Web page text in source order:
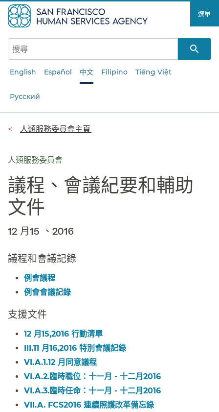
至
主
要
選單​​
English Español 中文 Filipino Tiếng Việt
Русский
導
列​​
人類服務委員會主頁​​
人類服務委員會
議程、會議紀要和輔助
文件​​
12 月15 、2016​​
議程和會議記錄​​
例會議程​​
例會會議記錄​​
支援文件​​
12 月15,2016 行動清單​​
III.11 月16,2016 特別會議記錄​​
VI.A.1.12 月同意議程​​
VI.A.2.臨時職位：十一月 - 十二月2016​​
VI.A.3.臨時任命：十一月 - 十二月2016​​
VII.A. FCS2016 連續照護改革備忘錄​​